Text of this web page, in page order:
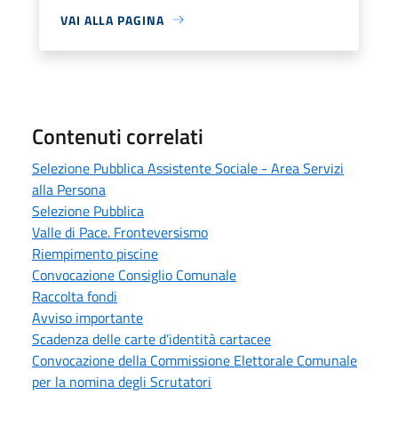
VAI ALLA PAGINA
Contenuti correlati
Selezione Pubblica Assistente Sociale - Area Servizi
alla Persona
Selezione Pubblica
Valle di Pace. Fronteversismo
Riempimento piscine
Convocazione Consiglio Comunale
Raccolta fondi
Avviso importante
Scadenza delle carte d’identità cartacee
Convocazione della Commissione Elettorale Comunale
per la nomina degli Scrutatori